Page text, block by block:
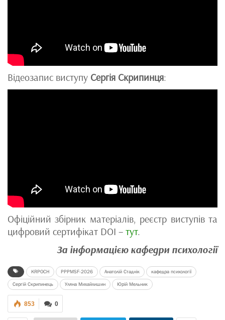
Відеозапис виступу Сергія Скрипинця:
Офіційний збірник матеріалів, реєстр виступів та
цифровий сертифікат DOI – тут.
За інформацією кафедри психології
KRPOCH PPPMSF-2026 Анатолій Стаднік кафедра психології
Сергій Скрипинець Уляна Михайлишин Юрій Мельник
0
853